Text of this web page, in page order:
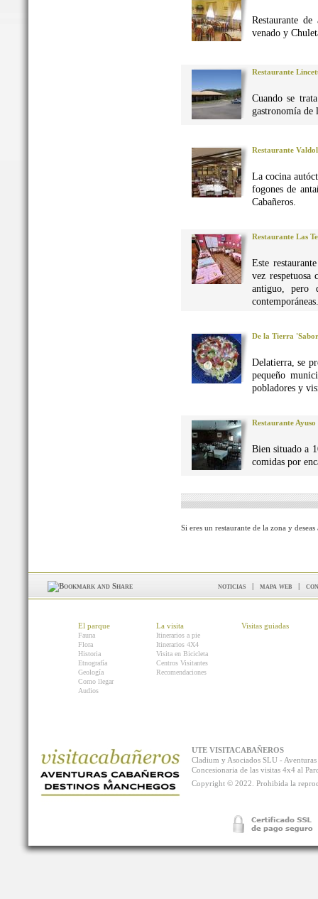
Restaurante
venado y
Restaurante
Cuando se
gastronomía de
Restaurante
La cocina
fogones de
Cabañeros.
Restaurante Las
Este
vez
antiguo, pero
contemporáneas.
De la Tierra
Delatierra, se
pequeño
pobladores y
Restaurante Ayuso
Bien situado a
comidas por
Si eres un restaurante de la zona y
noticias | mapa web |
El parque
Fauna
Flora
Historia
Etnografía
Geología
Como llegar
Audios
La visita
Itinerarios a pie
Itinerarios 4X4
Visita en Bicicleta
Centros Visitantes
Recomendaciones
Visitas guiadas
UTE VISITACABAÑEROS
Cladium y Asociados SLU -
Concesionaria de las visitas 4x4 al
Copyright © 2022. Prohibida la